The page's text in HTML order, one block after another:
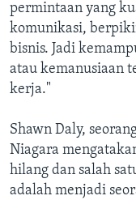
permintaan yang
komunikasi,
bisnis. Jadi
atau kemanusiaan
kerja."
Shawn Daly,
Niagara
hilang dan salah
adalah menjadi